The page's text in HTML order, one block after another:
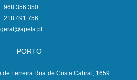
968 356 350
218 491 756
geral@apela.pt
PORTO
Ferreira Rua de Costa Cabral, 1659